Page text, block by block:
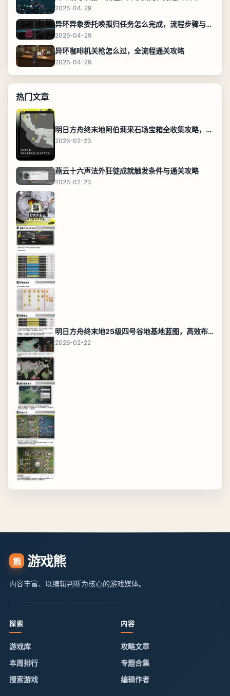
2026-04-29
异环异象委托唤孤归任务怎么完成，流程步骤与位置攻略
2026-04-29
异环咖啡机关枪怎么过，全流程通关攻略
2026-04-29
热门文章
明日方舟终末地阿伯莉采石场宝箱全收集攻略，全点位分布图与路线
2026-02-23
燕云十六声法外狂徒成就触发条件与通关攻略
2026-02-23
明日方舟终末地25级四号谷地基地蓝图，高效布局规划
2026-02-22
熊 游戏熊
内容丰富、以编辑判断为核心的游戏媒体。
探索
游戏库
本周排行
搜索游戏
内容
攻略文章
专题合集
编辑作者